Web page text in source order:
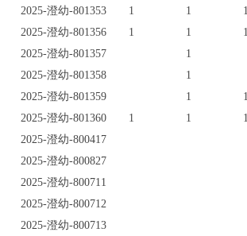
2025-澄幼-801353 1 1
2025-澄幼-801356 1 1
2025-澄幼-801357
1
2025-澄幼-801358
1
2025-澄幼-801359 1
2025-澄幼-801360 1 1
2025-澄幼-800417
2025-澄幼-800827
2025-澄幼-800711
2025-澄幼-800712
2025-澄幼-800713